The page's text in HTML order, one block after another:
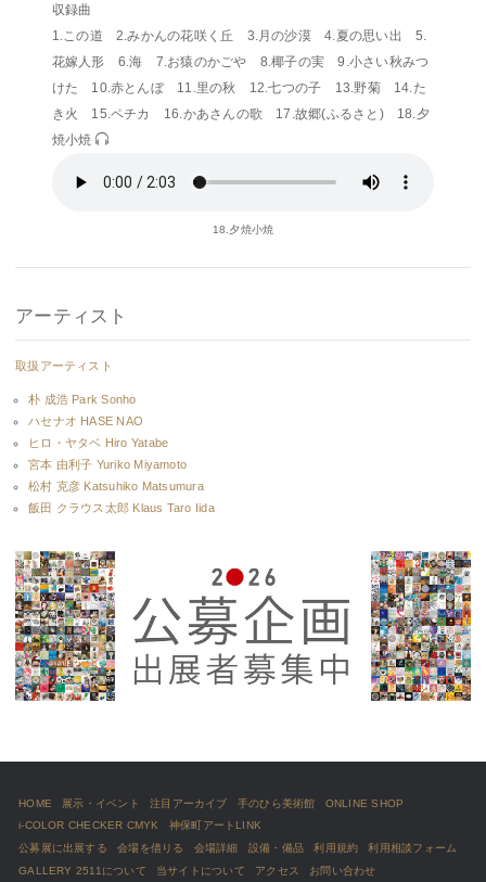
収録曲
1.この道 2.みかんの花咲く丘 3.月の沙漠 4.夏の思い出 5.
花嫁人形 6.海 7.お猿のかごや 8.椰子の実 9.小さい秋みつ
けた 10.赤とんぼ 11.里の秋 12.七つの子 13.野菊 14.た
き火 15.ペチカ 16.かあさんの歌 17.故郷(ふるさと) 18.夕
焼小焼
18.夕焼小焼
アーティスト
取扱アーティスト
朴 成浩 Park Sonho
ハセナオ HASE NAO
ヒロ・ヤタベ Hiro Yatabe
宮本 由利子 Yuriko Miyamoto
松村 克彦 Katsuhiko Matsumura
飯田 クラウス太郎 Klaus Taro Iida
HOME 展示・イベント 注目アーカイブ 手のひら美術館
ONLINE SHOP
i-COLOR CHECKER CMYK
神保町アートLINK
公募展に出展する
会場を借りる 会場詳細 設備・備品 利用規約
利用相談フォーム
GALLERY 2511について
当サイトについて アクセス お問い合わせ